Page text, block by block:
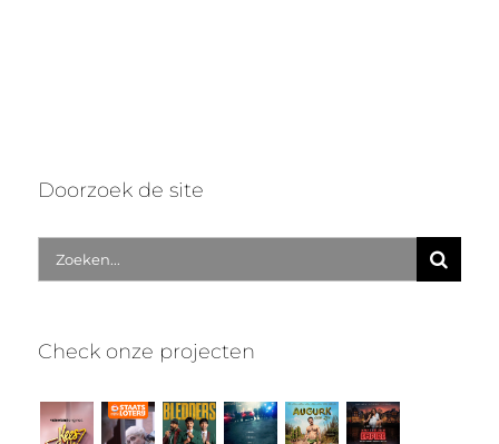
Doorzoek de site
Zoek
naar:
Check onze projecten